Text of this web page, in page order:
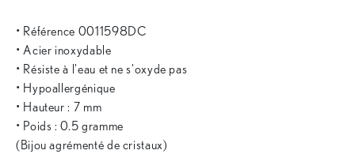
• Référence 0011598DC
• Acier inoxydable
• Résiste à l'eau et ne s'oxyde pas
• Hypoallergénique
• Hauteur : 7 mm
• Poids : 0.5 gramme
(Bijou agrémenté de cristaux)